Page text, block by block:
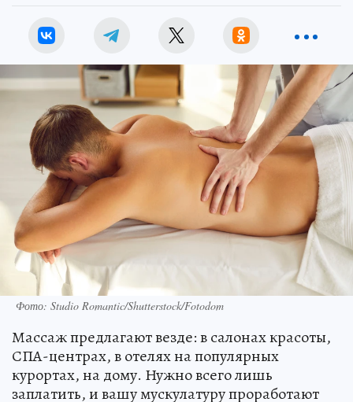
Фото: Studio Romantic/Shutterstock/Fotodom
Массаж предлагают везде: в салонах красоты,
СПА-центрах, в отелях на популярных
курортах, на дому. Нужно всего лишь
заплатить, и вашу мускулатуру проработают